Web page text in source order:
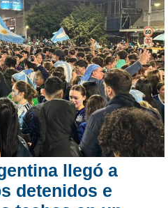
llegó a
detenidos e